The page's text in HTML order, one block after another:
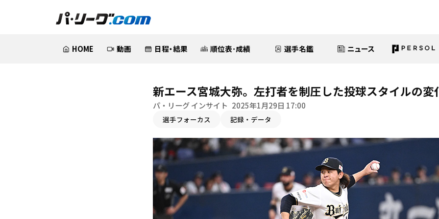
HOME 動画 日程・結果 順位表･成績 選手名鑑 ニュース
新エース宮城大弥。左打者を制圧した投球スタイルの変
パ・リーグ インサイト 2025年1月29日 17:00
選手フォーカス 記録・データ